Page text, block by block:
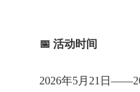
📅 活动时间
2026年5月21日